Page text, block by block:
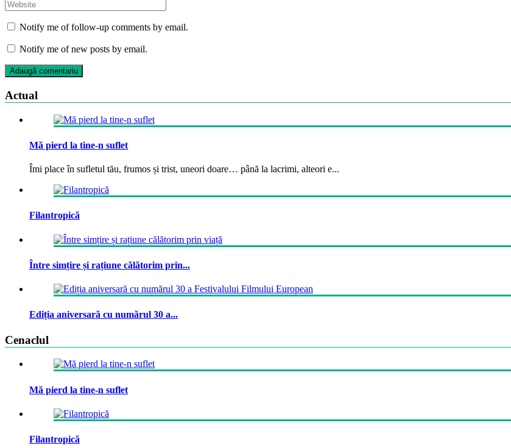
Notify me of follow-up comments by email.
Notify me of new posts by email.
Actual
Mă pierd la tine-n suflet
Îmi place în sufletul tău, frumos și trist, uneori doare… până la lacrimi, alteori e...
Filantropică
Între simțire și rațiune călătorim prin...
Ediția aniversară cu numărul 30 a...
Cenaclul
Mă pierd la tine-n suflet
Filantropică